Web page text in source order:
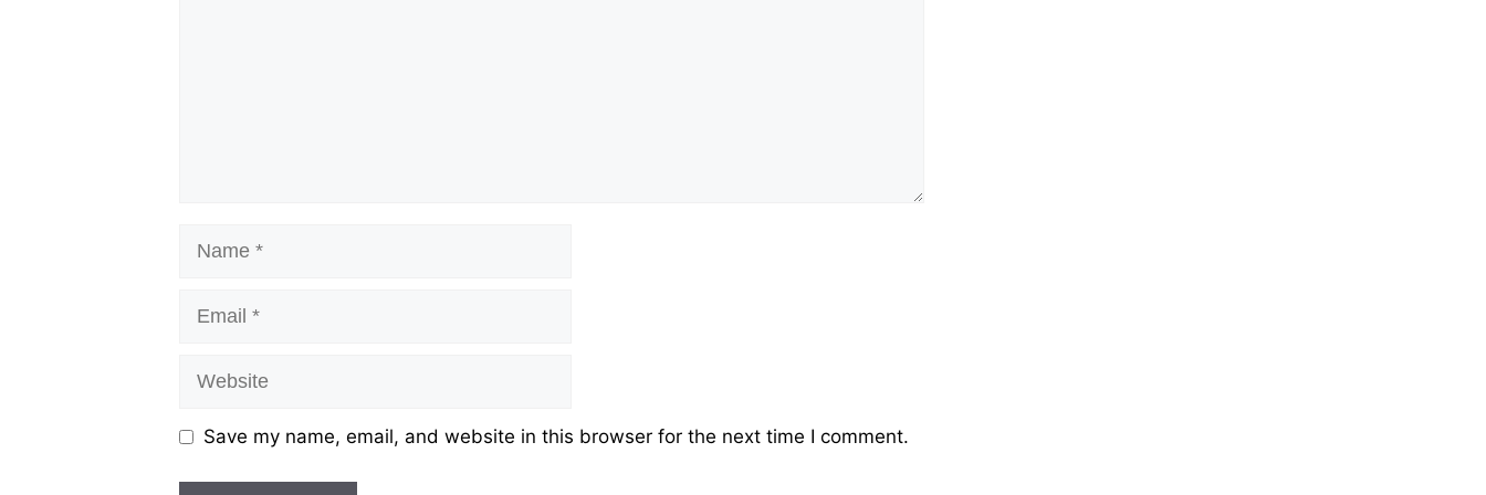
Name
Email
Website
Save my name, email, and website in this browser for the next time I comment.